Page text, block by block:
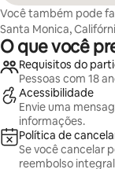
Você também pode
Santa Monica,
O que você
Requisitos do
Pessoas com 18
Acessibilidade
Envie uma
informações.
Política de
Se você cancelar
reembolso